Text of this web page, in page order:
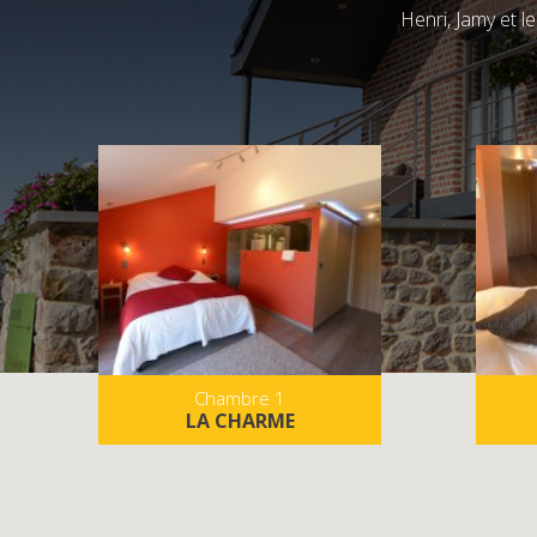
Henri, Jamy et
Chambre 1
LA CHARME